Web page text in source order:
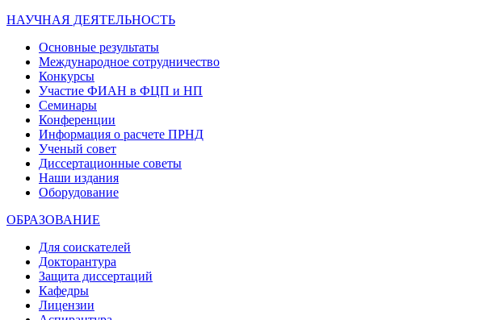
НАУЧНАЯ ДЕЯТЕЛЬНОСТЬ
Основные результаты
Международное сотрудничество
Конкурсы
Участие ФИАН в ФЦП и НП
Семинары
Конференции
Информация о расчете ПРНД
Ученый совет
Диссертационные советы
Наши издания
Оборудование
ОБРАЗОВАНИЕ
Для соискателей
Докторантура
Защита диссертаций
Кафедры
Лицензии